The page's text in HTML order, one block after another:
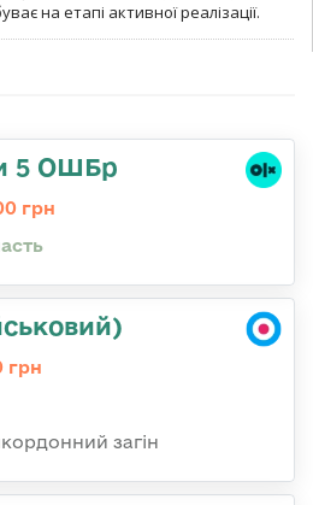
на етапі активної реалізації.
5 ОШБр
грн
грн
загін